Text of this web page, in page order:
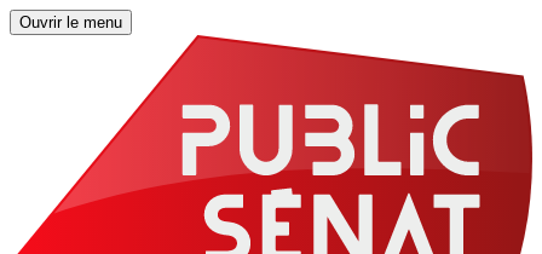
Ouvrir le menu